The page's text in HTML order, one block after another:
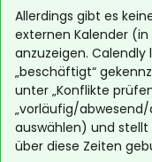
Allerdings gibt es
externen Kalender
anzuzeigen. Calendly
„beschäftigt“
unter „Konflikte
„vorläufig/
auswählen) und stellt
über diese Zeiten